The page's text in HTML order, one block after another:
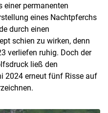
einer permanenten
eines Nachtpferchs
durch einen
schien zu wirken, denn
verliefen ruhig. Doch der
ließ den
2024 erneut fünf Risse auf